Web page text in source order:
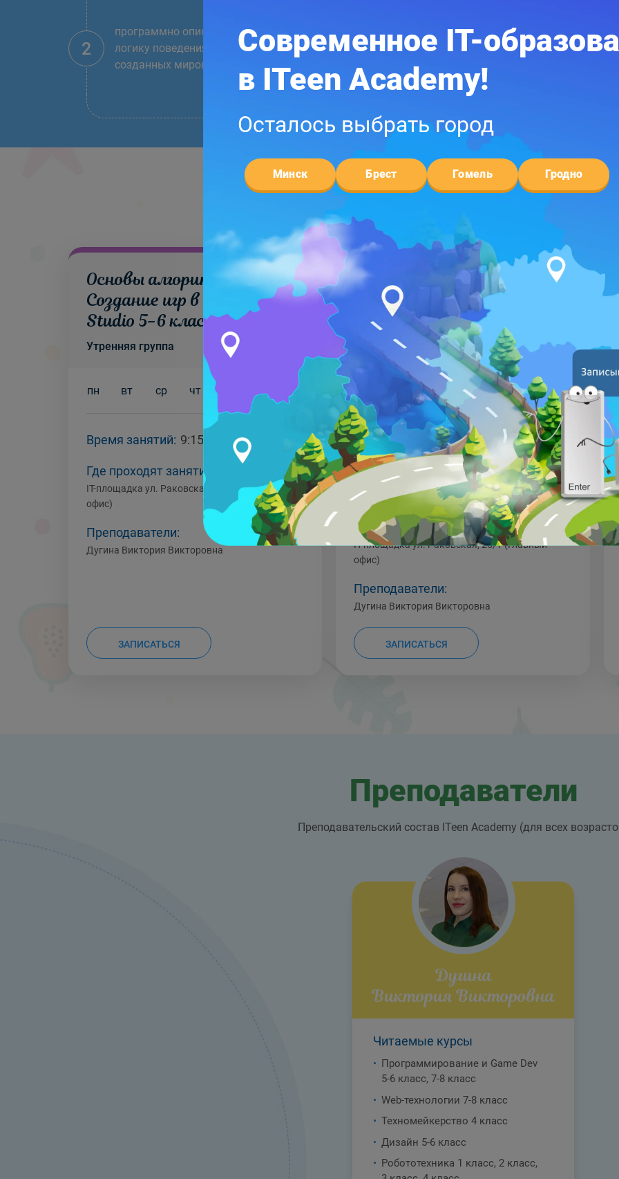
Современное IT-
в ITeen Academy!
Осталось выбрать город
Минск Брест Гомель Гродно
2
программно описывать простейшую
логику поведения объектов на картах
созданных миров;
Учебные группы
Основы алгоритмизации +
Создание игр в Roblox
Studio 5-6 класс
Утренняя группа
пн вт ср чт сб вс
Время занятий: 9:15-11:45
Где проходят занятия:
IT-площадка ул. ‎Раковская, 25/1 (Главный
офис)
Преподаватели:
Дугина Виктория Викторовна
ЗАПИСАТЬСЯ
Основы алгоритмизации +
Создание игр в Roblox
Studio
5-6 класс
Вечерняя группа
ср чт пт сб вс
Время занятий:
17:30-20:00. Группа набрана. Вы
можете оставить заявку в лист
ожидания
Где проходят занятия:
IT-площадка ул. ‎Раковская, 25/1 (Главный
офис)
Преподаватели:
Дугина Виктория Викторовна
ЗАПИСАТЬСЯ
Преподаватели
Преподавательский состав ITeen Academy (для всех
Дугина
Виктория Викторовна
Читаемые курсы
Программирование и Game Dev
5-6 класс, 7-8 класс
Web-технологии 7-8 класс
Техномейкерство 4 класс
Дизайн 5-6 класс
Робототехника 1 класс, 2 класс,